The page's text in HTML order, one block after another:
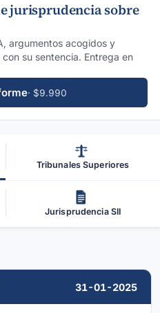
jurisprudencia sobre
argumentos acogidos y
su sentencia. Entrega en
· $9.990
Tribunales Superiores
Jurisprudencia SII
31-01-2025